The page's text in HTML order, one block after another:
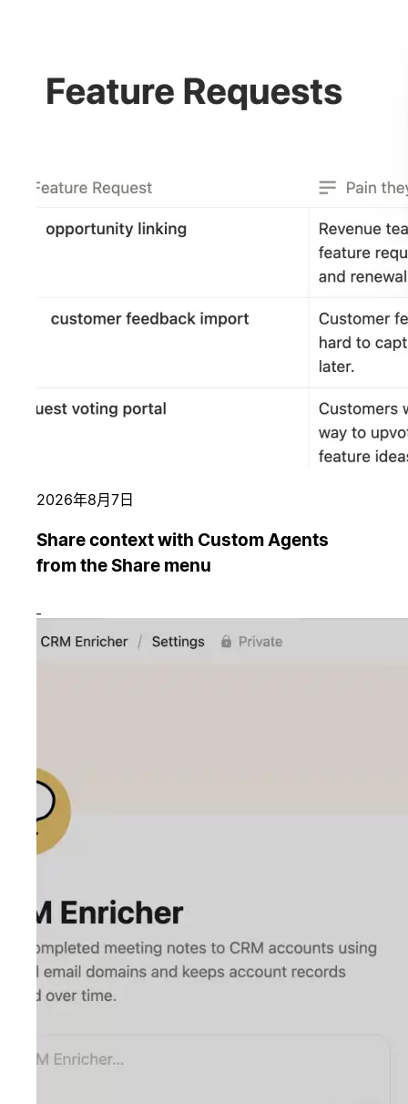
2026年8月7日
Share context with Custom Agents
from the Share menu